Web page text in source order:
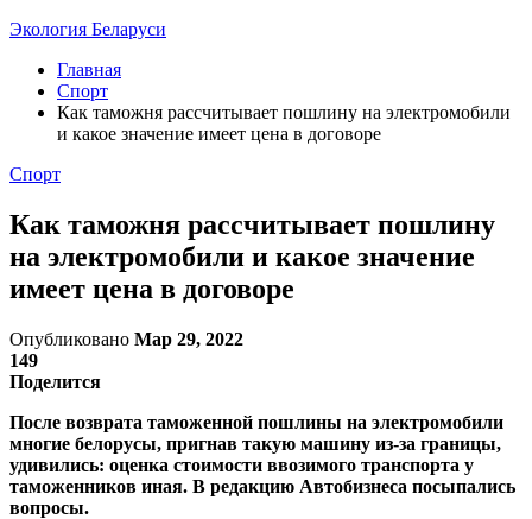
Экология Беларуси
Главная
Спорт
Как таможня рассчитывает пошлину на электромобили
и какое значение имеет цена в договоре
Спорт
Как таможня рассчитывает пошлину
на электромобили и какое значение
имеет цена в договоре
Опубликовано Мар 29, 2022
149
Поделится
После возврата таможенной пошлины на электромобили
многие белорусы, пригнав такую машину из-за границы,
удивились: оценка стоимости ввозимого транспорта у
таможенников иная. В редакцию Автобизнеса посыпались
вопросы.